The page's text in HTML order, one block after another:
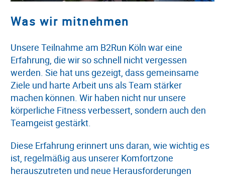
Was wir mitnehmen
Unsere Teilnahme am B2Run Köln war eine
Erfahrung, die wir so schnell nicht vergessen
werden. Sie hat uns gezeigt, dass gemeinsame
Ziele und harte Arbeit uns als Team stärker
machen können. Wir haben nicht nur unsere
körperliche Fitness verbessert, sondern auch den
Teamgeist gestärkt.
Diese Erfahrung erinnert uns daran, wie wichtig es
ist, regelmäßig aus unserer Komfortzone
herauszutreten und neue Herausforderungen